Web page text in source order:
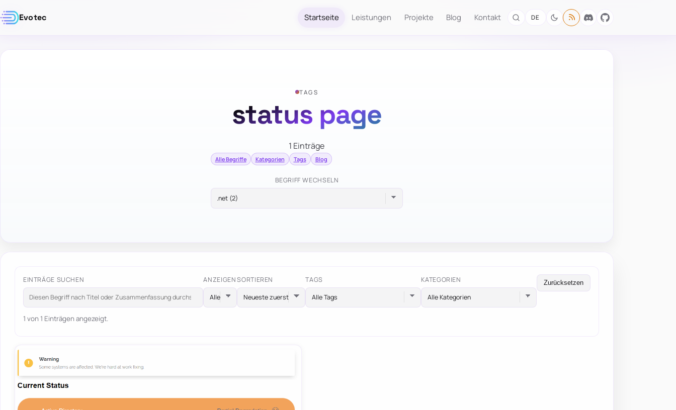
Evotec Startseite Leistungen Projekte Blog Kontakt DE
TAGS
status page
1 Einträge
Alle Begriffe Kategorien Tags Blog
BEGRIFF WECHSELN
EINTRÄGE SUCHEN ANZEIGEN SORTIEREN TAGS
Alle Tags
KATEGORIEN
Alle Kategorien
Zurücksetzen
1 von 1 Einträgen angezeigt.